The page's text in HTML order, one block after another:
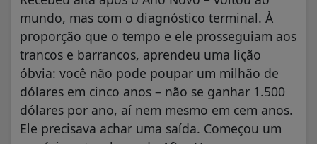
mundo, mas com o diagnóstico terminal. À
proporção que o tempo e ele prosseguiam aos
trancos e barrancos, aprendeu uma lição
óbvia: você não pode poupar um milhão de
dólares em cinco anos – não se ganhar 1.500
dólares por ano, aí nem mesmo em cem anos.
Ele precisava achar uma saída. Começou um